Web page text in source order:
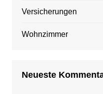
Versicherungen
Wohnzimmer
Neueste